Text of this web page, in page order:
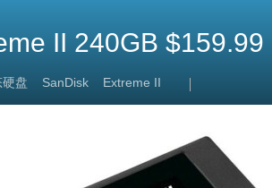
II 240GB $159.99
硬盘 SanDisk Extreme II